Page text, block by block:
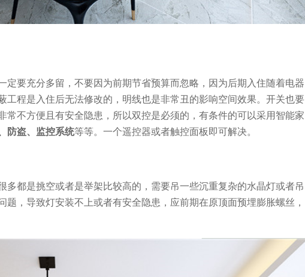
定要充分多留，不要因为前期节省预算而忽略，因为后期入住随着电器
工程是入住后无法修改的，明线也是非常丑的影响空间效果。开关也要
常不方便且有安全隐患，所以双控是必须的，有条件的可以采用智能家
防盗、监控系统等等。一个遥控器或者触控面板即可解决。
多都是挑空或者是举架比较高的，需要吊一些沉重复杂的水晶灯或者吊
，导致灯安装不上或者有安全隐患，应前期在原顶面预埋膨胀螺丝，